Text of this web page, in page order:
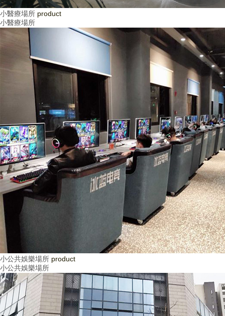
小醫療場所 product
小醫療場所
小公共娛樂場所 product
小公共娛樂場所